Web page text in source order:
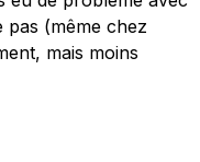
pas (même chez
mais moins